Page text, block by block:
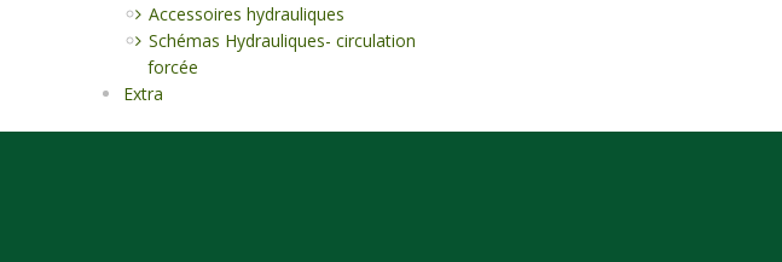
Accessoires hydrauliques
Schémas Hydrauliques- circulation
forcée
Extra